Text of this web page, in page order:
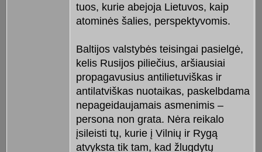
tuos, kurie abejoja Lietuvos, kaip
atominės šalies, perspektyvomis.
Baltijos valstybės teisingai pasielgė,
kelis Rusijos piliečius, aršiausiai
propagavusius antilietuviškas ir
antilatviškas nuotaikas, paskelbdama
nepageidaujamais asmenimis –
persona non grata. Nėra reikalo
įsileisti tų, kurie į Vilnių ir Rygą
atvyksta tik tam, kad žlugdytų